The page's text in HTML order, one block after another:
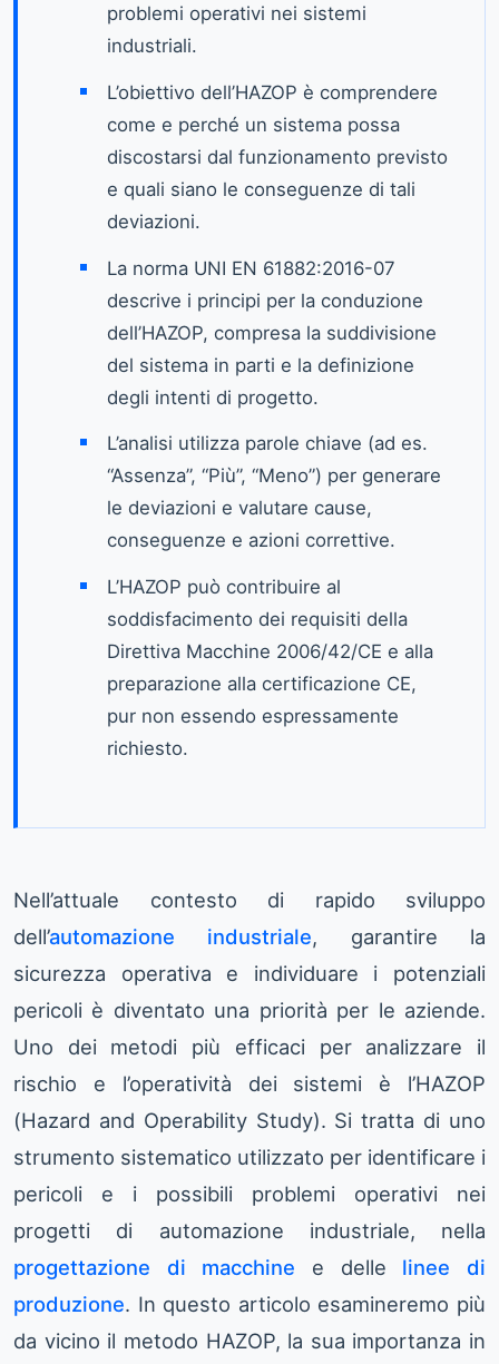
problemi operativi nei sistemi
industriali.
L’obiettivo dell’HAZOP è comprendere
come e perché un sistema possa
discostarsi dal funzionamento previsto
e quali siano le conseguenze di tali
deviazioni.
La norma UNI EN 61882:2016-07
descrive i principi per la conduzione
dell’HAZOP, compresa la suddivisione
del sistema in parti e la definizione
degli intenti di progetto.
L’analisi utilizza parole chiave (ad es.
“Assenza”, “Più”, “Meno”) per generare
le deviazioni e valutare cause,
conseguenze e azioni correttive.
L’HAZOP può contribuire al
soddisfacimento dei requisiti della
Direttiva Macchine 2006/42/CE e alla
preparazione alla certificazione CE,
pur non essendo espressamente
richiesto.
Nell’attuale contesto di rapido sviluppo
dell’automazione industriale, garantire la
sicurezza operativa e individuare i potenziali
pericoli è diventato una priorità per le aziende.
Uno dei metodi più efficaci per analizzare il
rischio e l’operatività dei sistemi è l’HAZOP
(Hazard and Operability Study). Si tratta di uno
strumento sistematico utilizzato per identificare i
pericoli e i possibili problemi operativi nei
progetti di automazione industriale, nella
progettazione di macchine e delle linee di
produzione. In questo articolo esamineremo più
da vicino il metodo HAZOP, la sua importanza in